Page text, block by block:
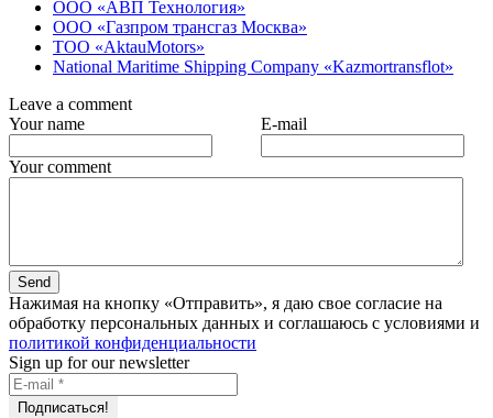
ООО «АВП Технология»
ООО «Газпром трансгаз Москва»
ТОО «AktauMotors»
National Maritime Shipping Company «Kazmortransflot»
Leave a comment
Your name
E-mail
Your comment
Нажимая на кнопку «Отправить», я даю свое согласие на
обработку персональных данных и соглашаюсь с условиями и
политикой конфиденциальности
Sign up for our newsletter